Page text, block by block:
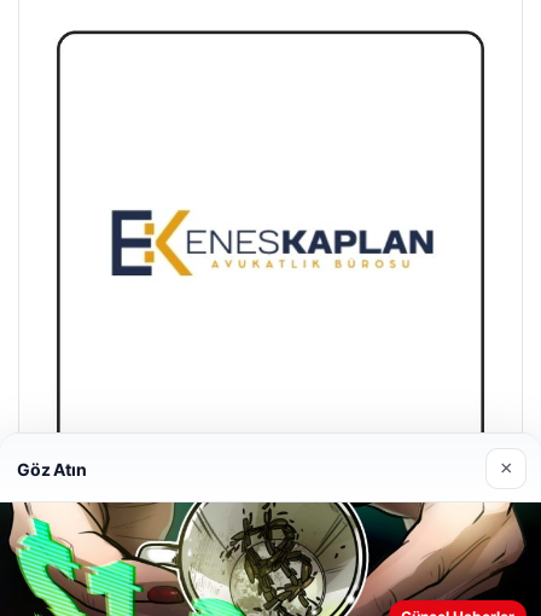
Enes Kaplan Avukatlık Bürosu
28/04/2026
Göz Atın ×